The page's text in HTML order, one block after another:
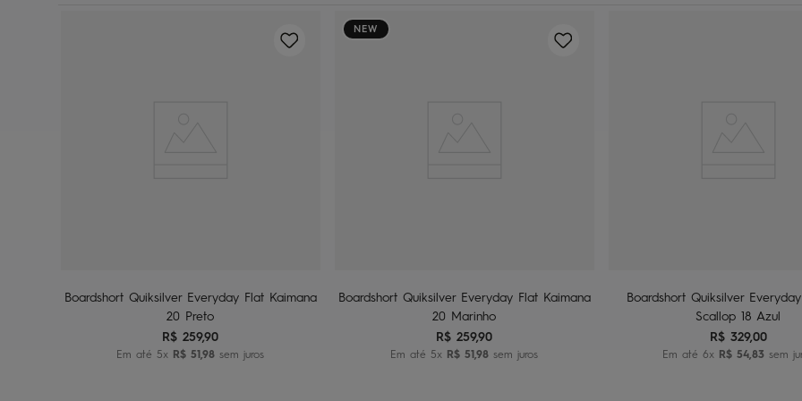
Boardshort Quiksilver Everyday Flat Kaimana
20 Preto
R$ 259,90
Em até5x R$ 51,98 sem juros
NEW
Boardshort Quiksilver Everyday Flat Kaimana
20 Marinho
R$ 259,90
Em até5x R$ 51,98 sem juros
Boardshort Quiksilver
Scallop 18 Azul
R$ 329,00
Em até6x R$ 54 ,83 sem